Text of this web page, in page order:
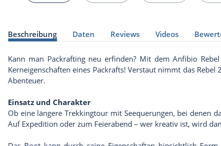
weitere Registerkarten anzeigen
Beschreibung Daten Reviews Videos
Kann man Packrafting neu erfinden? Mit dem Anfibio
Kerneigenschaften eines Packrafts! Verstaut nimmt das
Abenteuer.
Einsatz und Charakter
Ob eine längere Trekkingtour mit Seequerungen, bei denen
Auf Expedition oder zum Feierabend – wer kreativ ist, wird